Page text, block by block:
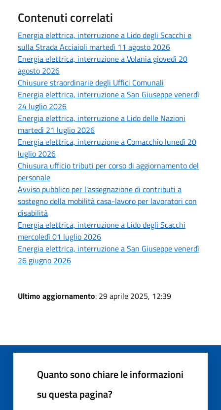
Contenuti correlati
Energia elettrica, interruzione a Lido degli Scacchi e
sulla Strada Acciaioli martedì 11 agosto 2026
Energia elettrica, interruzione a Volania giovedì 20
agosto 2026
Chiusure straordinarie degli Uffici Comunali
Energia elettrica, interruzione a San Giuseppe venerdì
24 luglio 2026
Energia elettrica, interruzione a Lido delle Nazioni
martedì 21 luglio 2026
Energia elettrica, interruzione a Comacchio lunedì 20
luglio 2026
Chiusura ufficio tributi per corso di aggiornamento del
personale
Avviso pubblico per l'assegnazione di contributi a
sostegno della mobilità casa-lavoro per lavoratori con
disabilità
Energia elettrica, interruzione a Lido degli Scacchi
mercoledì 01 luglio 2026
Energia elettrica, interruzione a San Giuseppe venerdì
26 giugno 2026
Ultimo aggiornamento: 29 aprile 2025, 12:39
Quanto sono chiare le informazioni
su questa pagina?